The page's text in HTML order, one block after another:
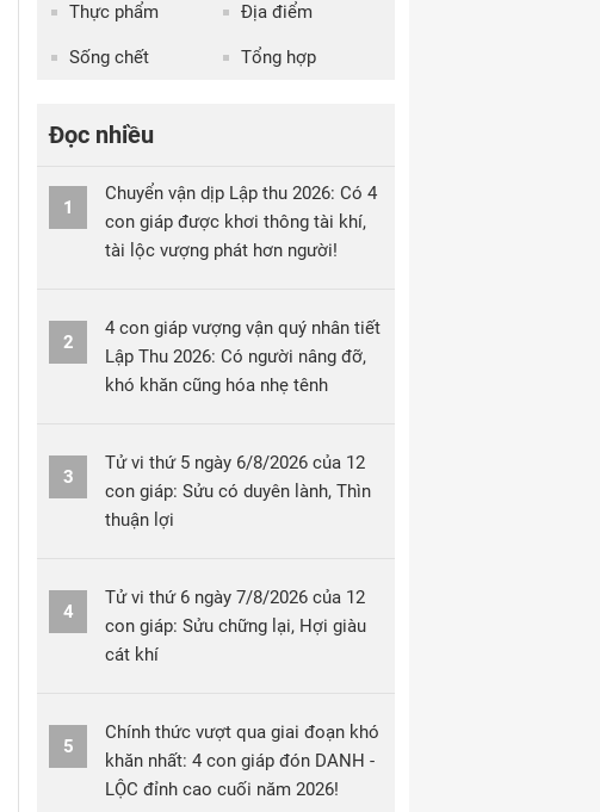
Thực phẩm Địa điểm
Sống chết Tổng hợp
Đọc nhiều
1
Chuyển vận dịp Lập thu 2026: Có 4
con giáp được khơi thông tài khí,
tài lộc vượng phát hơn người!
2
4 con giáp vượng vận quý nhân tiết
Lập Thu 2026: Có người nâng đỡ,
khó khăn cũng hóa nhẹ tênh
3
Tử vi thứ 5 ngày 6/8/2026 của 12
con giáp: Sửu có duyên lành, Thìn
thuận lợi
4
Tử vi thứ 6 ngày 7/8/2026 của 12
con giáp: Sửu chững lại, Hợi giàu
cát khí
5
Chính thức vượt qua giai đoạn khó
khăn nhất: 4 con giáp đón DANH -
LỘC đỉnh cao cuối năm 2026!